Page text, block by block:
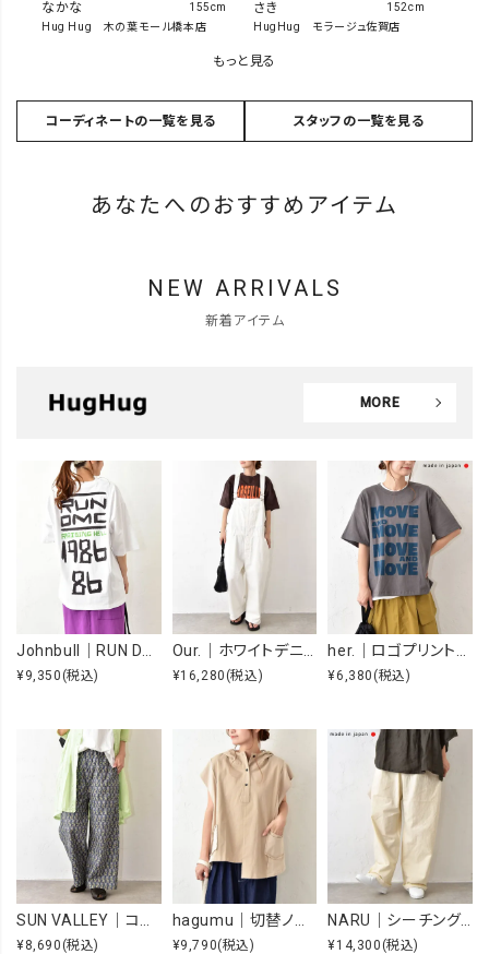
なかな
Hug Hug 木の葉モール橋本店
155cm さき
HugHug モラージュ佐賀店
152cm
もっと見る
コーディネートの一覧を見る スタッフの一覧を見る
あなたへのおすすめアイテム
NEW ARRIVALS
新着アイテム
MORE
Johnbull｜RUN DMC RAISING HELL Tee [[JT263C39]][C]
¥9,350 (税込)
Our.｜ホワイトデニムオーバーオール [[Our-022-1]][C]
¥16,280 (税込)
her.｜ロゴプリントTee [[MTAH604-0721]][C]
¥6,380 (税込)
¥8,690 (税込) ¥9,790(税込)
NARU｜シーチングハンドワッシャーノッポパンツ [[643855BE]][C]
¥14,300 (税込)